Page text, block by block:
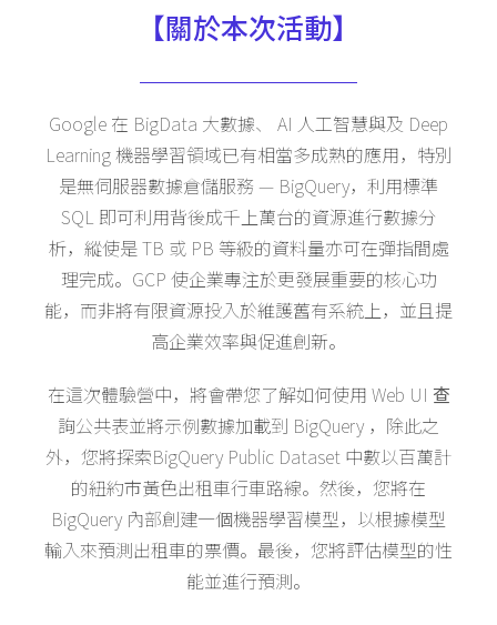
【關於本次活動】
Google 在 BigData 大數據、 AI 人工智慧與及 Deep
Learning 機器學習領域已有相當多成熟的應用，特別
是無伺服器數據倉儲服務 — BigQuery，利用標準
SQL 即可利用背後成千上萬台的資源進行數據分
析，縱使是 TB 或 PB 等級的資料量亦可在彈指間處
理完成。GCP 使企業專注於更發展重要的核心功
能，而非將有限資源投入於維護舊有系統上，並且提
高企業效率與促進創新。
在這次體驗營中，將會帶您了解如何使用 Web UI 查
詢公共表並將示例數據加載到 BigQuery ，除此之
外，您將探索BigQuery Public Dataset 中數以百萬計
的紐約市黃色出租車行車路線。然後，您將在
BigQuery 內部創建一個機器學習模型，以根據模型
輸入來預測出租車的票價。最後，您將評估模型的性
能並進行預測。